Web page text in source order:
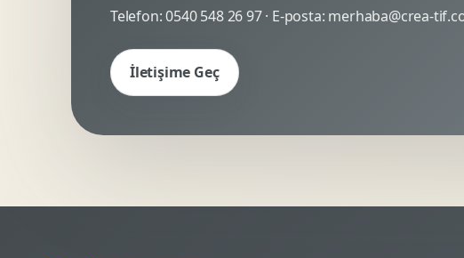
Telefon:0540 548 26 97· E-posta: merhaba@crea-
İletişime Geç